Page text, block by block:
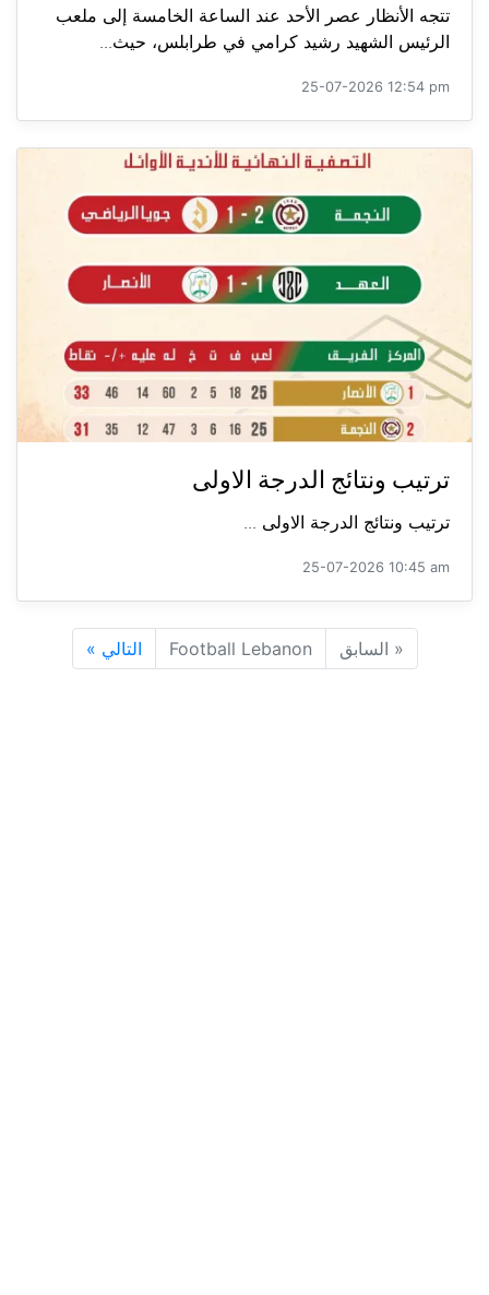
تتجه الأنظار عصر الأحد عند الساعة الخامسة إلى ملعب
الرئيس الشهيد رشيد كرامي في طرابلس، حيث...
25-07-2026 12:54 pm
ترتيب ونتائج الدرجة الاولى
ترتيب ونتائج الدرجة الاولى ...
25-07-2026 10:45 am
« السابق Football Lebanon التالي »